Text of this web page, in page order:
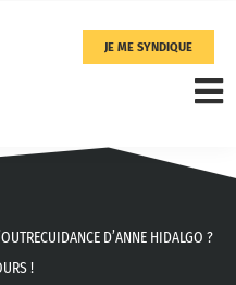
JE ME SYNDIQUE
D’ANNE HIDALGO ?
!